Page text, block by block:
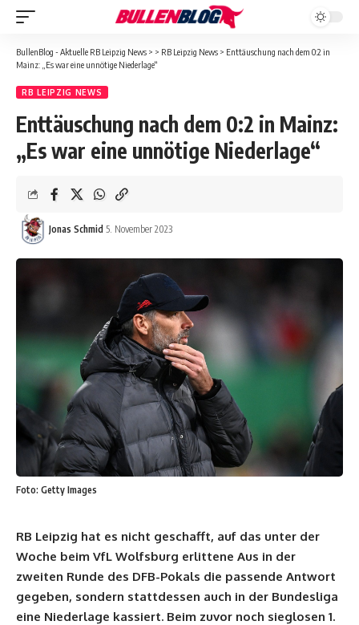
BullenBlog - Aktuelle RB Leipzig News > > RB Leipzig News > Enttäuschung nach dem 0:2 in
Mainz: „Es war eine unnötige Niederlage“
RB LEIPZIG NEWS
Enttäuschung nach dem 0:2 in Mainz:
„Es war eine unnötige Niederlage“
Jonas Schmid 5. November 2023
Foto: Getty Images
RB Leipzig hat es nicht geschafft, auf das unter der
Woche beim VfL Wolfsburg erlittene Aus in der
zweiten Runde des DFB-Pokals die passende Antwort
gegeben, sondern stattdessen auch in der Bundesliga
eine Niederlage kassiert. Beim zuvor noch sieglosen 1.